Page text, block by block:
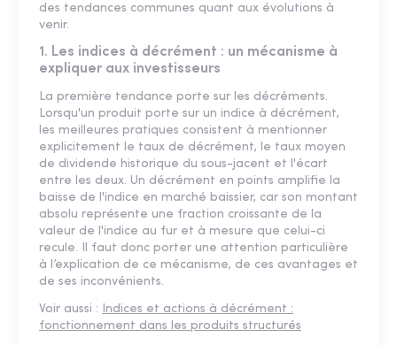
des tendances communes quant aux évolutions à
venir.
1. Les indices à décrément : un mécanisme à
expliquer aux investisseurs
La première tendance porte sur les décréments.
Lorsqu'un produit porte sur un indice à décrément,
les meilleures pratiques consistent à mentionner
explicitement le taux de décrément, le taux moyen
de dividende historique du sous-jacent et l'écart
entre les deux. Un décrément en points amplifie la
baisse de l'indice en marché baissier, car son montant
absolu représente une fraction croissante de la
valeur de l'indice au fur et à mesure que celui-ci
recule. Il faut donc porter une attention particulière
à l’explication de ce mécanisme, de ces avantages et
de ses inconvénients.
Voir aussi : Indices et actions à décrément :
fonctionnement dans les produits structurés